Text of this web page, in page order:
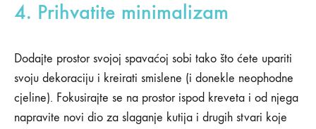
4. Prihvatite minimalizam
Dodajte prostor svojoj spavaćoj sobi tako što ćete upariti
svoju dekoraciju i kreirati smislene (i donekle neophodne
cjeline). Fokusirajte se na prostor ispod kreveta i od njega
napravite novi dio za slaganje kutija i drugih stvari koje